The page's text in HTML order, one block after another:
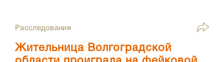
Расследования
Жительница Волгоградской